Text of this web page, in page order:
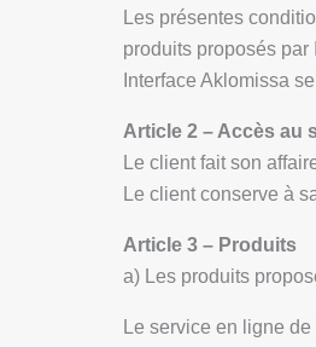
Les présentes
produits proposés par
Interface Aklomissa
Article 2 – Accès au
Le client fait son
Le client conserve à
Article 3 – Produits
a) Les produits
Le service en ligne